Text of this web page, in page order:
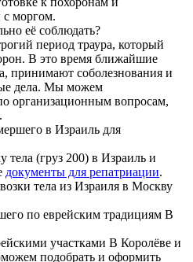
с моргом.
её соблюдать?
период траура, который
В это время ближайшие
принимают соболезнования и
дела. Мы можем
организационным вопросам,
в Израиль для
тела (груз 200) в Израиль и
документы для репатриации.
тела из Израиля в Москву
по еврейским традициям В
участками В Королёве и
подобрать и оформить